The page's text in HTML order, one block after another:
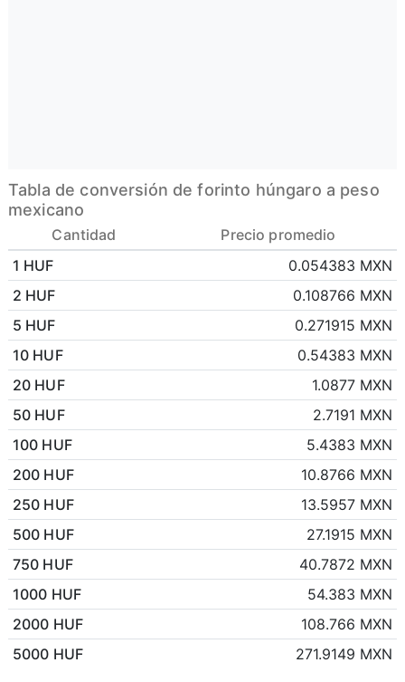
Tabla de conversión de forinto húngaro a peso
mexicano
Cantidad
Precio promedio
1 HUF
0.054383 MXN
2 HUF
0.108766 MXN
5 HUF
0.271915 MXN
10 HUF
0.54383 MXN
20 HUF
1.0877 MXN
50 HUF
2.7191 MXN
100 HUF
5.4383 MXN
200 HUF
10.8766 MXN
250 HUF
13.5957 MXN
500 HUF
27.1915 MXN
750 HUF
40.7872 MXN
1000 HUF
54.383 MXN
2000 HUF
108.766 MXN
5000 HUF
271.9149 MXN